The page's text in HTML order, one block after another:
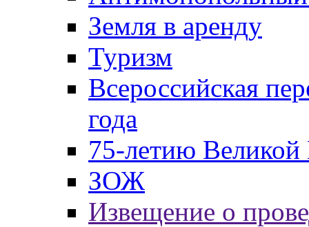
Земля в аренду
Туризм
Всероссийская
года
75-летию
ЗОЖ
Извещение о